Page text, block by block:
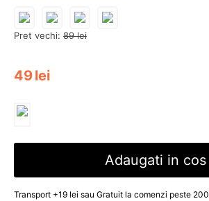
Pret vechi: 89 lei
49lei
Adaugati in cos
Transport +19 lei sau Gratuit la comenzi peste